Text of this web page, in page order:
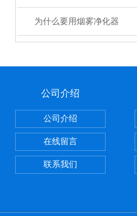
为什么要用烟雾净化器
公司介绍
公司介绍
在线留言
联系我们